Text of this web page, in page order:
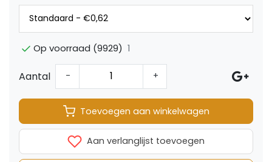
Op voorraad (9929) 1
Aantal - +
Toevoegen aan winkelwagen
Aan verlanglijst toevoegen